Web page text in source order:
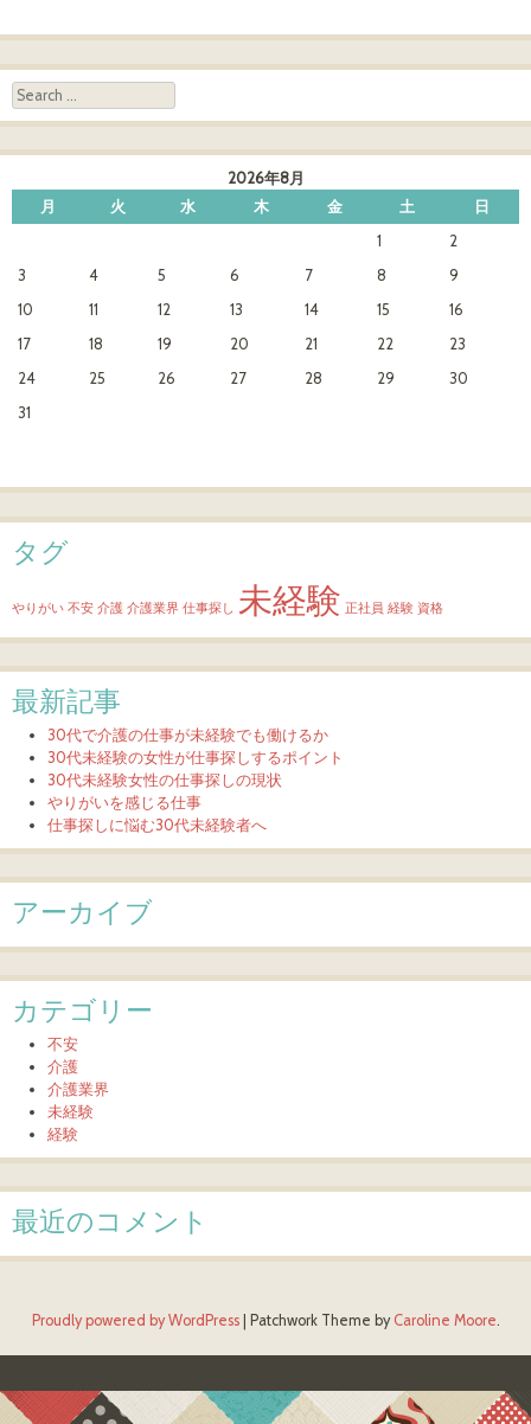
Post navigation
Search
2026年8月
月
火 水 木 金 土
日
1
2
3
4 5 6 7 8
9
10
11 12 13 14 15
16
17
18 19 20 21 22
23
24
25 26 27 28 29
30
31
タグ
やりがい 不安 介護 介護業界 仕事探し 未経験 正社員 経験 資格
最新記事
30代で介護の仕事が未経験でも働けるか
30代未経験の女性が仕事探しするポイント
30代未経験女性の仕事探しの現状
やりがいを感じる仕事
仕事探しに悩む30代未経験者へ
アーカイブ
カテゴリー
不安
介護
介護業界
未経験
経験
最近のコメント
Proudly powered by WordPress | Patchwork Theme by Caroline Moore